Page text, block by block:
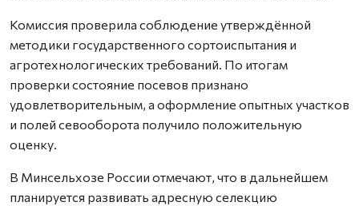
Комиссия проверила соблюдение утверждённой
методики государственного сортоиспытания и
агротехнологических требований. По итогам
проверки состояние посевов признано
удовлетворительным, а оформление опытных участков
и полей севооборота получило положительную
оценку.
В Минсельхозе России отмечают, что в дальнейшем
планируется развивать адресную селекцию